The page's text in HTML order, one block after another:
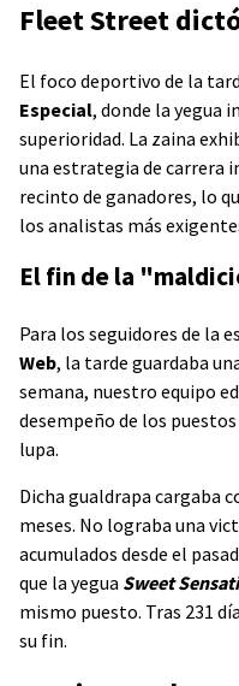
Fleet Street
El foco deportivo de la
Especial, donde la yegua
superioridad. La zaina
una estrategia de carrera
recinto de ganadores, lo
los analistas más
El fin de la
Para los seguidores de la
Web, la tarde guardaba
semana, nuestro equipo
desempeño de los
lupa.
Dicha gualdrapa cargaba
meses. No lograba una
acumulados desde el
que la yegua Sweet
mismo puesto. Tras 231
su fin.